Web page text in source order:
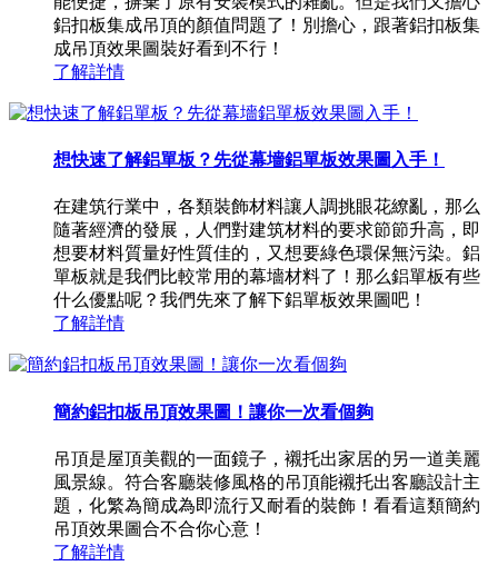
鋁扣板集成吊頂的顏值問題了！別擔心，跟著鋁扣板集
成吊頂效果圖裝好看到不行！
了解詳情
想快速了解鋁單板？先從幕墻鋁單板效果圖入手！
在建筑行業中，各類裝飾材料讓人調挑眼花繚亂，那么
隨著經濟的發展，人們對建筑材料的要求節節升高，即
想要材料質量好性質佳的，又想要綠色環保無污染。鋁
單板就是我們比較常用的幕墻材料了！那么鋁單板有些
什么優點呢？我們先來了解下鋁單板效果圖吧！
了解詳情
簡約鋁扣板吊頂效果圖！讓你一次看個夠
吊頂是屋頂美觀的一面鏡子，襯托出家居的另一道美麗
風景線。符合客廳裝修風格的吊頂能襯托出客廳設計主
題，化繁為簡成為即流行又耐看的裝飾！看看這類簡約
吊頂效果圖合不合你心意！
了解詳情